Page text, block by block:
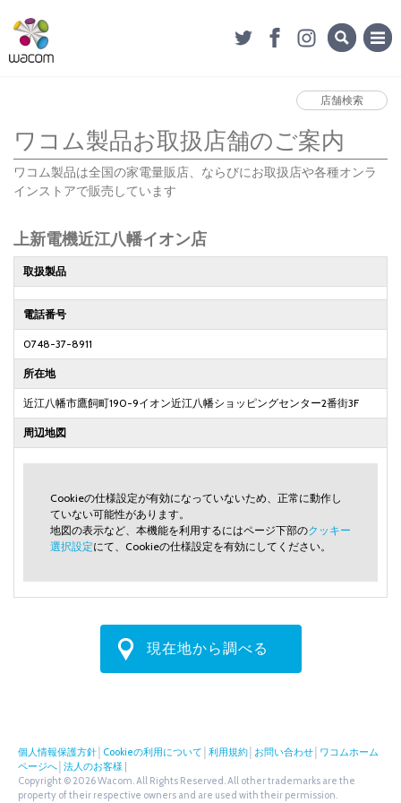
店舗検索
ワコム製品お取扱店舗のご案内
ワコム製品は全国の家電量販店、ならびにお取扱店や各種オンラ
インストアで販売しています
上新電機近江八幡イオン店
取扱製品
電話番号
0748-37-8911
所在地
近江八幡市鷹飼町190-9イオン近江八幡ショッピングセンター2番街3F
周辺地図
Cookieの仕様設定が有効になっていないため、正常に動作し
ていない可能性があります。
地図の表示など、本機能を利用するにはページ下部のクッキー
選択設定にて、Cookieの仕様設定を有効にしてください。
現在地から調べる
個人情報保護方針 Cookieの利用について 利用規約 お問い合わせ ワコムホーム
ページへ 法人のお客様
Copyright © 2026 Wacom. All Rights Reserved. All other trademarks are the
property of their respective owners and are used with their permission.